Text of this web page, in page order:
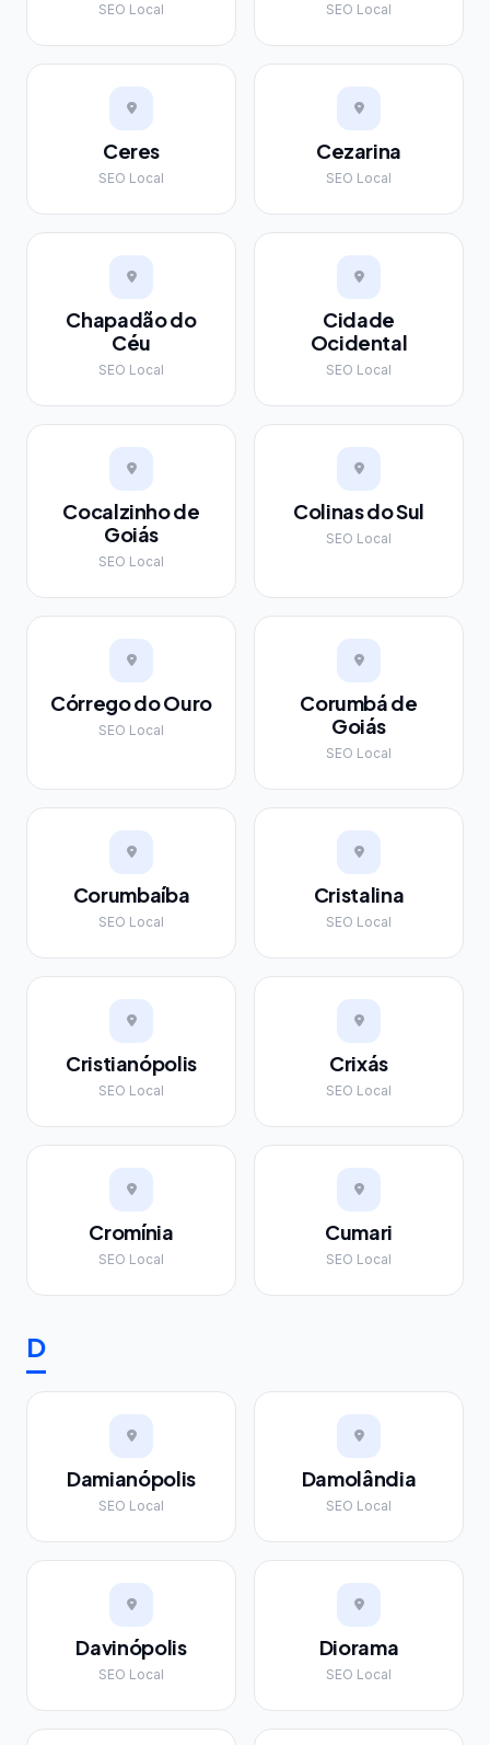
SEO Local SEO Local
Ceres
SEO Local
Cezarina
SEO Local
Chapadão do
Céu
SEO Local
Cidade
Ocidental
SEO Local
Cocalzinho de
Goiás
SEO Local
Colinas do Sul
SEO Local
Córrego do Ouro
SEO Local
Corumbá de
Goiás
SEO Local
Corumbaíba
SEO Local
Cristalina
SEO Local
Cristianópolis
SEO Local
Crixás
SEO Local
Cromínia
SEO Local
Cumari
SEO Local
D
Damianópolis
SEO Local
Damolândia
SEO Local
Davinópolis
SEO Local
Diorama
SEO Local